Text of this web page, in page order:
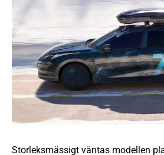
Storleksmässigt väntas modellen